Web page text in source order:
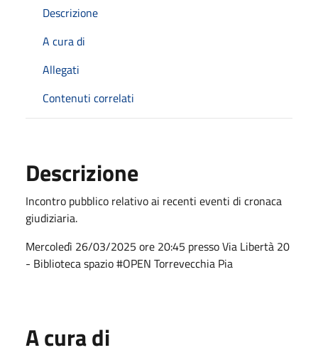
Descrizione
A cura di
Allegati
Contenuti correlati
Descrizione
Incontro pubblico relativo ai recenti eventi di cronaca
giudiziaria.
Mercoledì 26/03/2025 ore 20:45 presso Via Libertà 20
- Biblioteca spazio #OPEN Torrevecchia Pia
A cura di